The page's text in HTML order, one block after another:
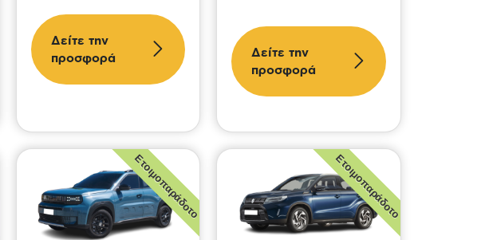
Δείτε την
προσφορά
Δείτε την
προσφορά
Ετοιμοπαράδοτο Ετοιμοπαράδοτο